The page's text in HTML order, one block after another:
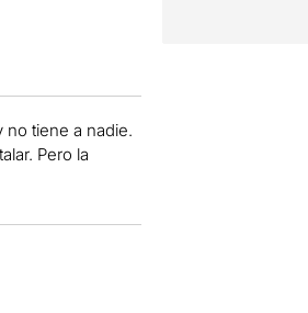
no tiene a nadie.
Pero la